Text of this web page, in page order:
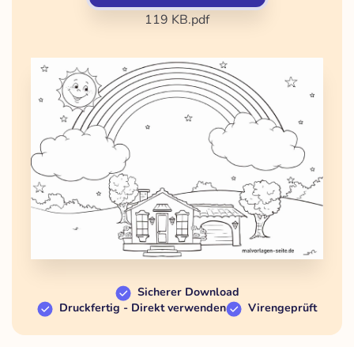
119 KB.pdf
Sicherer Download
Druckfertig - Direkt verwenden
Virengeprüft